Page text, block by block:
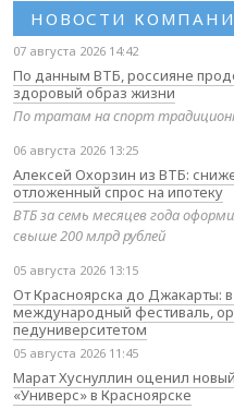
НОВОСТИ
07 августа 2026 14:42
По данным ВТБ, россияне
здоровый образ жизни
По тратам на спорт
06 августа 2026 13:25
Алексей Охорзин из ВТБ:
отложенный спрос на ипотеку
ВТБ за семь месяцев года
свыше 200 млрд рублей
05 августа 2026 13:15
От Красноярска до Джакарты:
международный фестиваль,
педуниверситетом
05 августа 2026 11:45
Марат Хуснуллин оценил
«Универс» в Красноярске